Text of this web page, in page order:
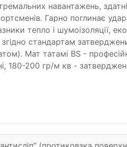
навантажень,
Гарно поглинає
тепло і шумоізоляції,
стандартам
Мат татамі BS -
180-200 гр/м кв -